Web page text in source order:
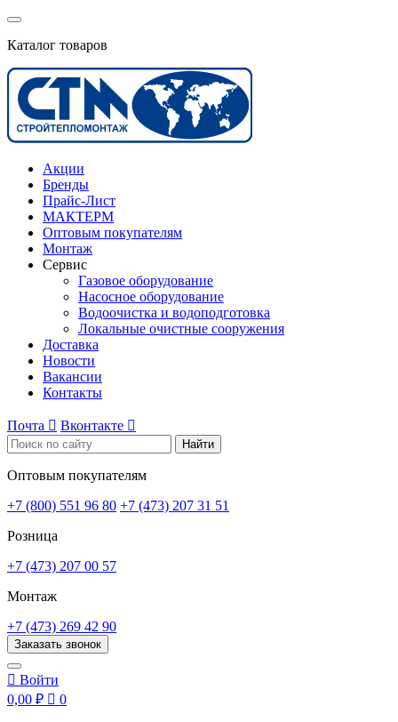
Каталог товаров
Акции
Бренды
Прайс-Лист
МАКТЕРМ
Оптовым покупателям
Монтаж
Сервис
Газовое оборудование
Насосное оборудование
Водоочистка и водоподготовка
Локальные очистные сооружения
Доставка
Новости
Вакансии
Контакты
Почта  Вконтакте 
Найти
Оптовым покупателям
+7 (800) 551 96 80 +7 (473) 207 31 51
Розница
+7 (473) 207 00 57
Монтаж
+7 (473) 269 42 90
Заказать звонок
 Войти
0,00 ₽  0